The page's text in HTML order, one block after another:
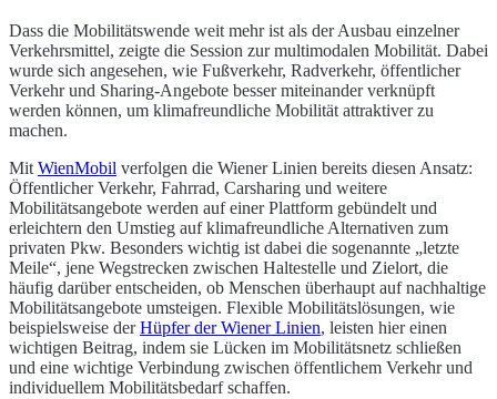
Dass die Mobilitätswende weit mehr ist als der Ausbau einzelner
Verkehrsmittel, zeigte die Session zur multimodalen Mobilität. Dabei
wurde sich angesehen, wie Fußverkehr, Radverkehr, öffentlicher
Verkehr und Sharing-Angebote besser miteinander verknüpft
werden können, um klimafreundliche Mobilität attraktiver zu
machen.
Mit WienMobil verfolgen die Wiener Linien bereits diesen Ansatz:
Öffentlicher Verkehr, Fahrrad, Carsharing und weitere
Mobilitätsangebote werden auf einer Plattform gebündelt und
erleichtern den Umstieg auf klimafreundliche Alternativen zum
privaten Pkw. Besonders wichtig ist dabei die sogenannte „letzte
Meile“, jene Wegstrecken zwischen Haltestelle und Zielort, die
häufig darüber entscheiden, ob Menschen überhaupt auf nachhaltige
Mobilitätsangebote umsteigen. Flexible Mobilitätslösungen, wie
beispielsweise derHüpfer der Wiener Linien, leisten hier einen
wichtigen Beitrag, indem sie Lücken im Mobilitätsnetz schließen
und eine wichtige Verbindung zwischen öffentlichem Verkehr und
individuellem Mobilitätsbedarf schaffen.